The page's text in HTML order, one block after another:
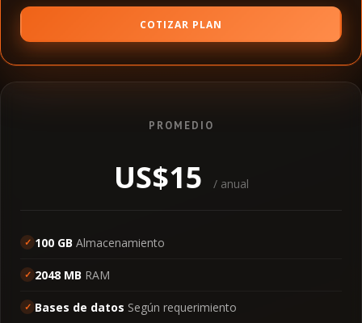
COTIZAR PLAN
PROMEDIO
US$15 / anual
100 GB Almacenamiento
2048 MB RAM
Bases de datos Según requerimiento